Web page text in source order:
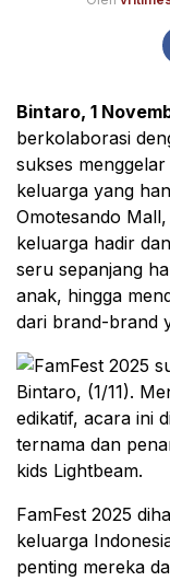
Bintaro, 1
berkolaborasi
sukses
keluarga yang
Omotesando
keluarga hadir
seru sepanjang
anak, hingga
dari brand-brand
FamFest 2025
keluarga
penting mereka